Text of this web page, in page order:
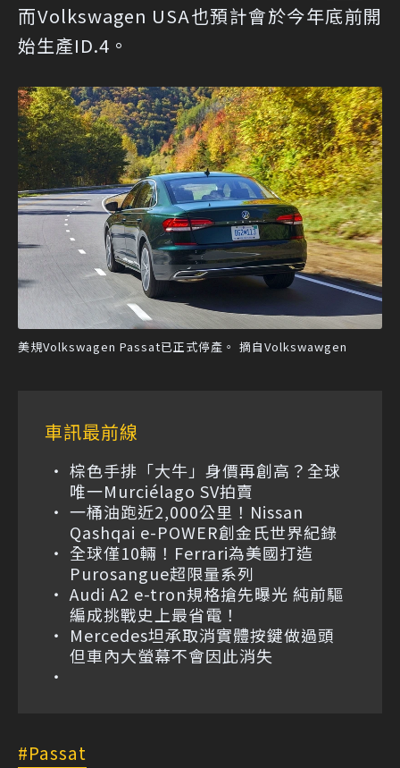
而Volkswagen USA也預計會於今年底前開
始生產ID.4。
美規Volkswagen Passat已正式停產。 摘自Volkswawgen
車訊最前線
棕色手排「大牛」身價再創高？全球
唯一Murciélago SV拍賣
一桶油跑近2,000公里！Nissan
Qashqai e-POWER創金氏世界紀錄
全球僅10輛！Ferrari為美國打造
Purosangue超限量系列
Audi A2 e-tron規格搶先曝光 純前驅
編成挑戰史上最省電！
Mercedes坦承取消實體按鍵做過頭
但車內大螢幕不會因此消失
Passat